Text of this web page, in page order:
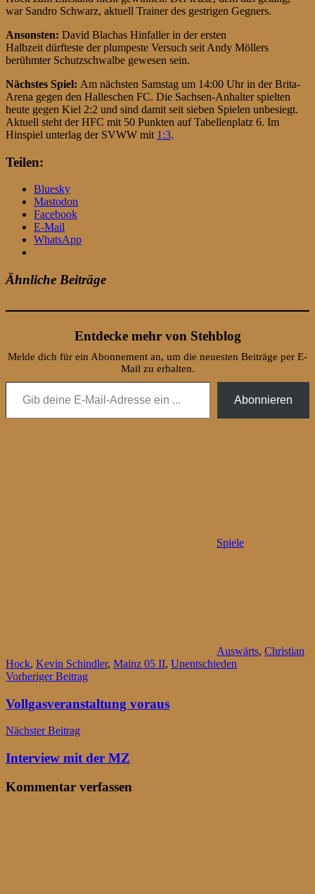
war Sandro Schwarz, aktuell Trainer des gestrigen Gegners.
Ansonsten: David Blachas Hinfaller in der ersten
Halbzeit dürfteste der plumpeste Versuch seit Andy Möllers
berühmter Schutzschwalbe gewesen sein.
Nächstes Spiel: Am nächsten Samstag um 14:00 Uhr in der Brita-
Arena gegen den Halleschen FC. Die Sachsen-Anhalter spielten
heute gegen Kiel 2:2 und sind damit seit sieben Spielen unbesiegt.
Aktuell steht der HFC mit 50 Punkten auf Tabellenplatz 6. Im
Hinspiel unterlag der SVWW mit 1:3.
Teilen:
Bluesky
Mastodon
Facebook
E-Mail
WhatsApp
Ähnliche Beiträge
Entdecke mehr von Stehblog
Melde dich für ein Abonnement an, um die neuesten Beiträge per E-
Mail zu erhalten.
Gib deine E-Mail-Adresse ein ...
Abonnieren
Spiele
Auswärts, Christian
Hock, Kevin Schindler, Mainz 05 II, Unentschieden
Beitragsnavigation
Vorheriger Beitrag
Vollgasveranstaltung voraus
Nächster Beitrag
Interview mit der MZ
Kommentar verfassen